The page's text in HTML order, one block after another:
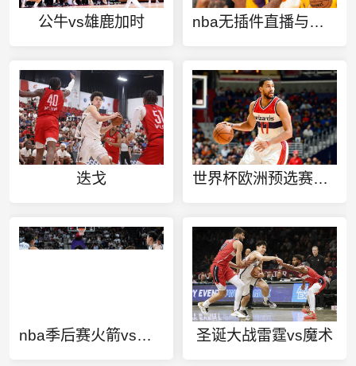
公牛vs雄鹿加时 nba无插件直播与直播吧比较
迭戈 世界杯欧洲预选赛推荐球队
nba季后赛火箭vs雷霆新闻 圣诞大战雷霆vs魔术